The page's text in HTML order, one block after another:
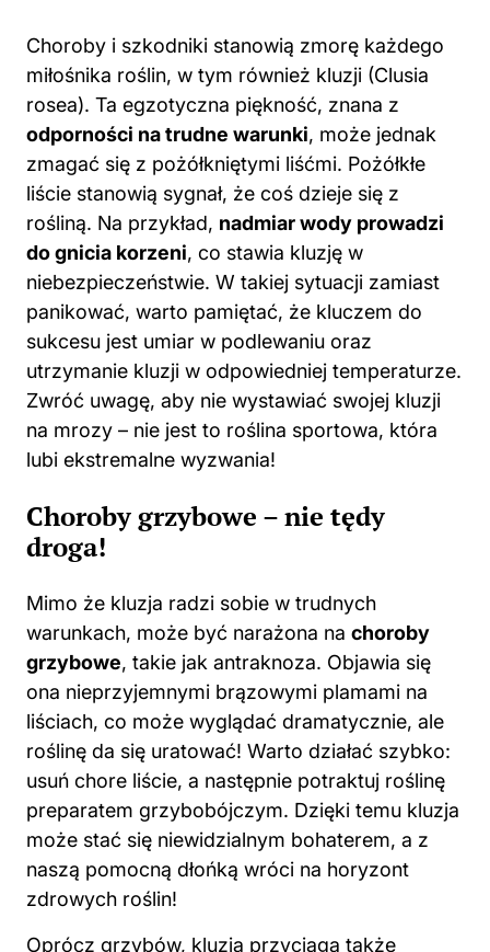
Choroby i szkodniki stanowią zmorę każdego
miłośnika roślin, w tym również kluzji (Clusia
rosea). Ta egzotyczna piękność, znana z
odporności na trudne warunki, może jednak
zmagać się z pożółkniętymi liśćmi. Pożółkłe
liście stanowią sygnał, że coś dzieje się z
rośliną. Na przykład, nadmiar wody prowadzi
do gnicia korzeni, co stawia kluzję w
niebezpieczeństwie. W takiej sytuacji zamiast
panikować, warto pamiętać, że kluczem do
sukcesu jest umiar w podlewaniu oraz
utrzymanie kluzji w odpowiedniej temperaturze.
Zwróć uwagę, aby nie wystawiać swojej kluzji
na mrozy – nie jest to roślina sportowa, która
lubi ekstremalne wyzwania!
Choroby grzybowe – nie tędy
droga!
Mimo że kluzja radzi sobie w trudnych
warunkach, może być narażona na choroby
grzybowe, takie jak antraknoza. Objawia się
ona nieprzyjemnymi brązowymi plamami na
liściach, co może wyglądać dramatycznie, ale
roślinę da się uratować! Warto działać szybko:
usuń chore liście, a następnie potraktuj roślinę
preparatem grzybobójczym. Dzięki temu kluzja
może stać się niewidzialnym bohaterem, a z
naszą pomocną dłońką wróci na horyzont
zdrowych roślin!
Oprócz grzybów, kluzja przyciąga także